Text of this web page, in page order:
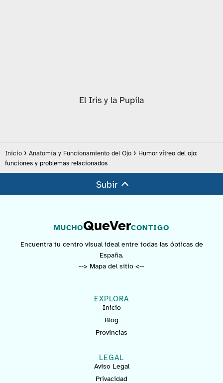
El Iris y la Pupila
Inicio Anatomía y Funcionamiento del Ojo
Humor vítreo del ojo:
funciones y problemas relacionados
Subir
MUCHOQueVerCONTIGO
Encuentra tu centro visual ideal entre todas las ópticas de
España.
--> Mapa del sitio <--
EXPLORA
Inicio
Blog
Provincias
LEGAL
Aviso Legal
Privacidad